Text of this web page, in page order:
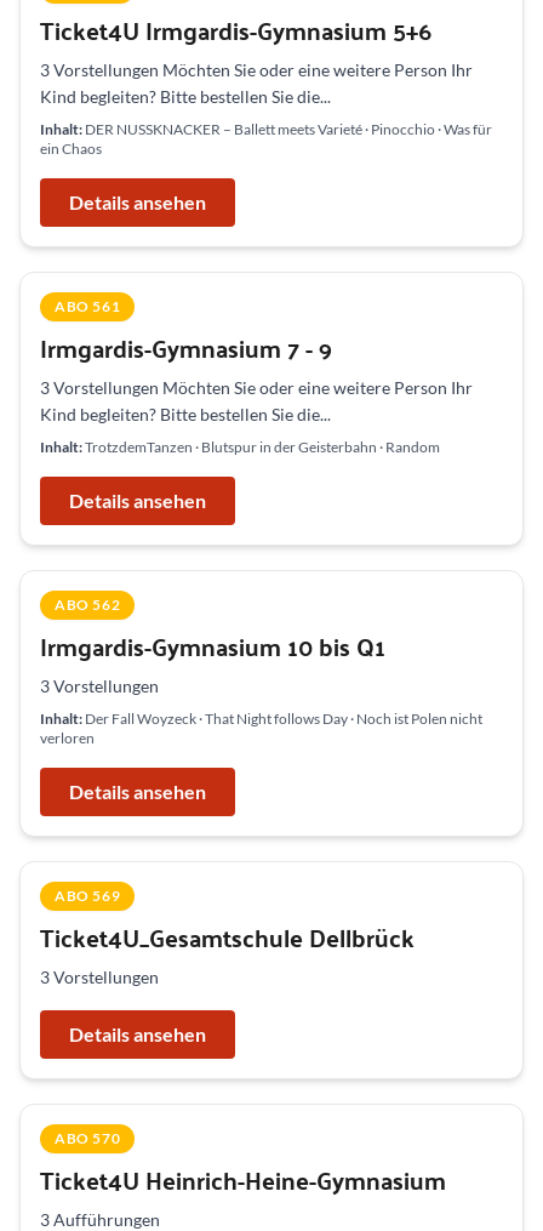
Ticket4U Irmgardis-Gymnasium 5+6
3 Vorstellungen Möchten Sie oder eine weitere Person Ihr
Kind begleiten? Bitte bestellen Sie die...
Inhalt: DER NUSSKNACKER – Ballett meets Varieté · Pinocchio · Was für
ein Chaos
Details ansehen
ABO 561
Irmgardis-Gymnasium 7 - 9
3 Vorstellungen Möchten Sie oder eine weitere Person Ihr
Kind begleiten? Bitte bestellen Sie die...
Inhalt:TrotzdemTanzen · Blutspur in der Geisterbahn · Random
Details ansehen
ABO 562
Irmgardis-Gymnasium 10 bis Q1
3 Vorstellungen
Inhalt: Der Fall Woyzeck · That Night follows Day · Noch ist Polen nicht
verloren
Details ansehen
ABO 569
Ticket4U_Gesamtschule Dellbrück
3 Vorstellungen
Details ansehen
ABO 570
Ticket4U Heinrich-Heine-Gymnasium
3 Aufführungen